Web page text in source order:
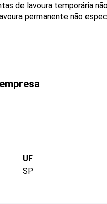
de lavoura temporária
permanente não
UF
SP